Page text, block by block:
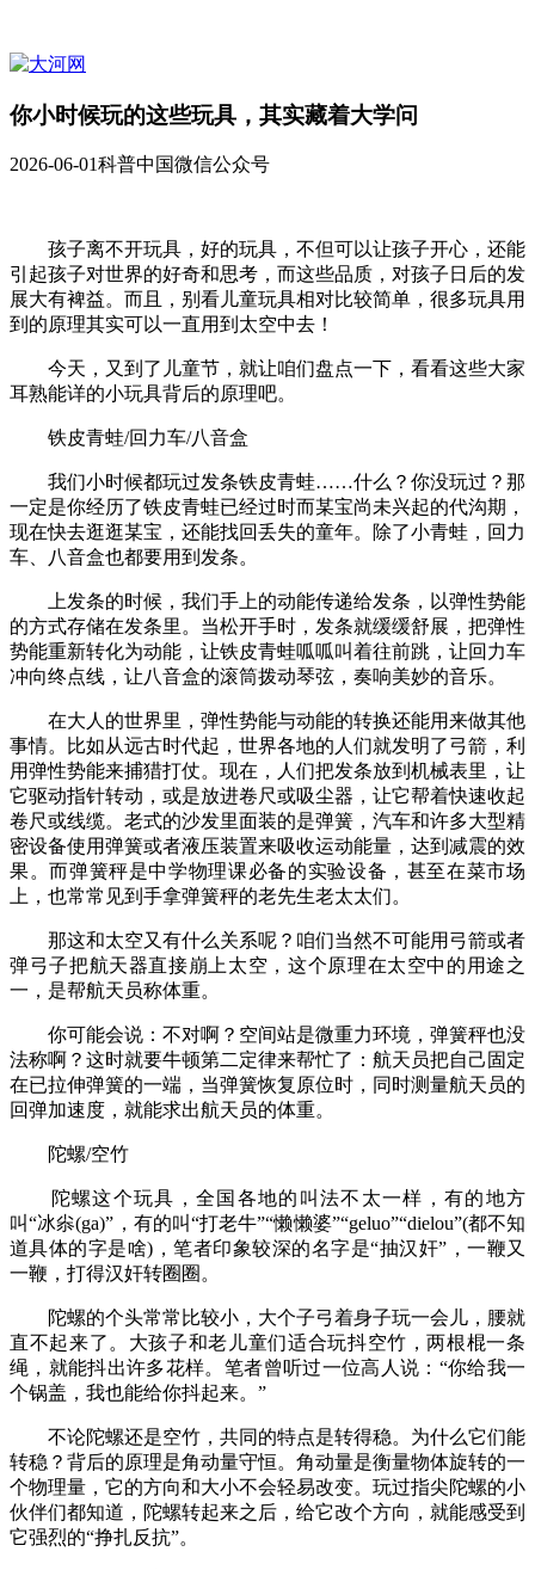
你小时候玩的这些玩具，其实藏着大学问
2026-06-01科普中国微信公众号
孩子离不开玩具，好的玩具，不但可以让孩子开心，还能
引起孩子对世界的好奇和思考，而这些品质，对孩子日后的发
展大有裨益。而且，别看儿童玩具相对比较简单，很多玩具用
到的原理其实可以一直用到太空中去！
今天，又到了儿童节，就让咱们盘点一下，看看这些大家
耳熟能详的小玩具背后的原理吧。
铁皮青蛙/回力车/八音盒
我们小时候都玩过发条铁皮青蛙……什么？你没玩过？那
一定是你经历了铁皮青蛙已经过时而某宝尚未兴起的代沟期，
现在快去逛逛某宝，还能找回丢失的童年。除了小青蛙，回力
车、八音盒也都要用到发条。
上发条的时候，我们手上的动能传递给发条，以弹性势能
的方式存储在发条里。当松开手时，发条就缓缓舒展，把弹性
势能重新转化为动能，让铁皮青蛙呱呱叫着往前跳，让回力车
冲向终点线，让八音盒的滚筒拨动琴弦，奏响美妙的音乐。
在大人的世界里，弹性势能与动能的转换还能用来做其他
事情。比如从远古时代起，世界各地的人们就发明了弓箭，利
用弹性势能来捕猎打仗。现在，人们把发条放到机械表里，让
它驱动指针转动，或是放进卷尺或吸尘器，让它帮着快速收起
卷尺或线缆。老式的沙发里面装的是弹簧，汽车和许多大型精
密设备使用弹簧或者液压装置来吸收运动能量，达到减震的效
果。而弹簧秤是中学物理课必备的实验设备，甚至在菜市场
上，也常常见到手拿弹簧秤的老先生老太太们。
那这和太空又有什么关系呢？咱们当然不可能用弓箭或者
弹弓子把航天器直接崩上太空，这个原理在太空中的用途之
一，是帮航天员称体重。
你可能会说：不对啊？空间站是微重力环境，弹簧秤也没
法称啊？这时就要牛顿第二定律来帮忙了：航天员把自己固定
在已拉伸弹簧的一端，当弹簧恢复原位时，同时测量航天员的
回弹加速度，就能求出航天员的体重。
陀螺/空竹
陀螺这个玩具，全国各地的叫法不太一样，有的地方
叫“冰尜(ga)”，有的叫“打老牛”“懒懒婆”“geluo”“dielou”(都不知
道具体的字是啥)，笔者印象较深的名字是“抽汉奸”，一鞭又
一鞭，打得汉奸转圈圈。
陀螺的个头常常比较小，大个子弓着身子玩一会儿，腰就
直不起来了。大孩子和老儿童们适合玩抖空竹，两根棍一条
绳，就能抖出许多花样。笔者曾听过一位高人说：“你给我一
个锅盖，我也能给你抖起来。”
不论陀螺还是空竹，共同的特点是转得稳。为什么它们能
转稳？背后的原理是角动量守恒。角动量是衡量物体旋转的一
个物理量，它的方向和大小不会轻易改变。玩过指尖陀螺的小
伙伴们都知道，陀螺转起来之后，给它改个方向，就能感受到
它强烈的“挣扎反抗”。